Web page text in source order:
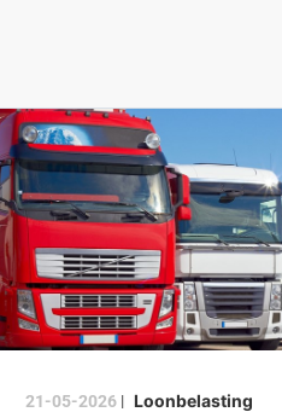
21-05-2026| Loonbelasting